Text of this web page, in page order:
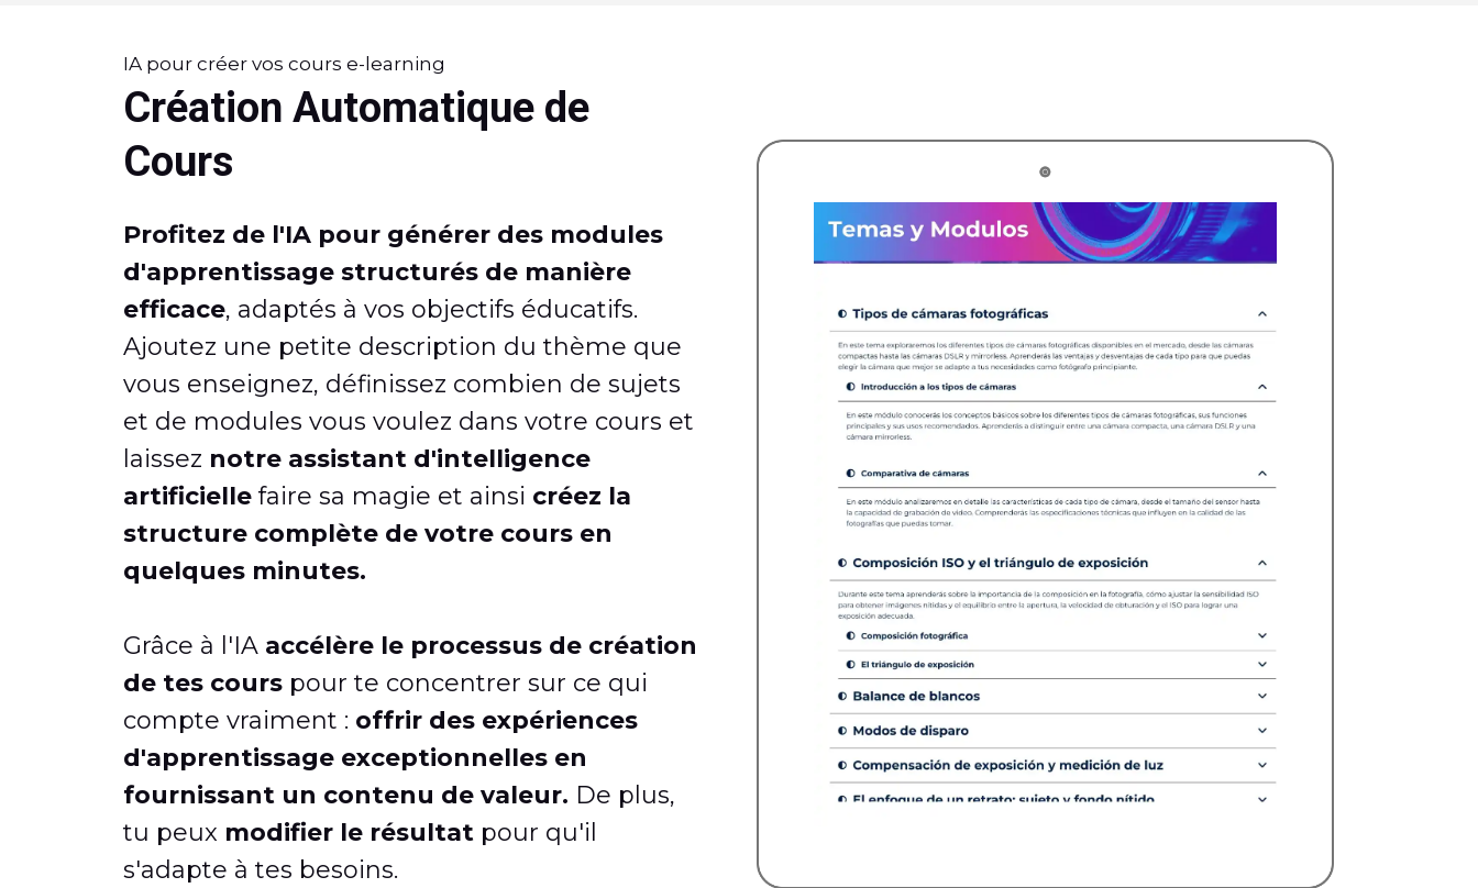
IA pour créer vos cours e-learning
Création Automatique de
Cours
Profitez de l'IA pour générer des modules
d'apprentissage structurés de manière
efficace, adaptés à vos objectifs éducatifs.
Ajoutez une petite description du thème que
vous enseignez, définissez combien de sujets
et de modules vous voulez dans votre cours et
laissez notre assistant d'intelligence
artificielle faire sa magie et ainsi créez la
structure complète de votre cours en
quelques minutes.
Grâce à l'IA accélère le processus de création
de tes cours pour te concentrer sur ce qui
compte vraiment : offrir des expériences
d'apprentissage exceptionnelles en
fournissant un contenu de valeur. De plus,
tu peux modifier le résultat pour qu'il
s'adapte à tes besoins.